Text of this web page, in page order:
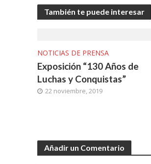
También te puede interesar
NOTICIAS DE PRENSA
Exposición “130 Años de
Luchas y Conquistas”
22 noviembre, 2019
Añadir un Comentario